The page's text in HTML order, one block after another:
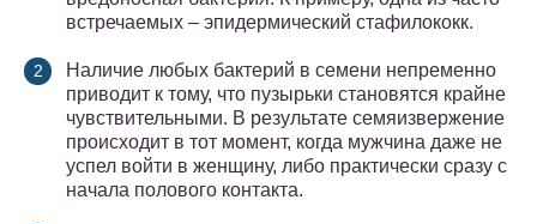
встречаемых – эпидермический стафилококк.
Наличие любых бактерий в семени непременно
приводит к тому, что пузырьки становятся крайне
чувствительными. В результате семяизвержение
происходит в тот момент, когда мужчина даже не
успел войти в женщину, либо практически сразу с
начала полового контакта.